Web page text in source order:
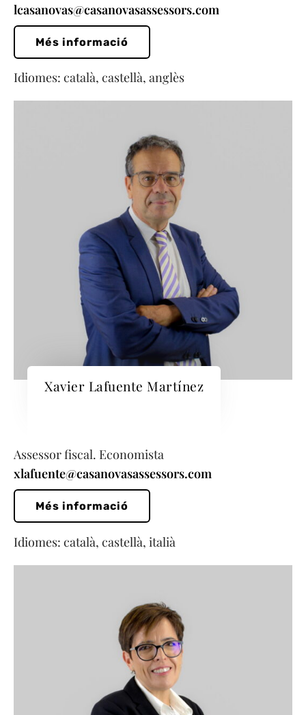
lcasanovas@casanovasassessors.com
Més informació
Idiomes: català, castellà, anglès
Xavier Lafuente Martínez
Assessor fiscal. Economista
xlafuente@casanovasassessors.com
Més informació
Idiomes: català, castellà, italià